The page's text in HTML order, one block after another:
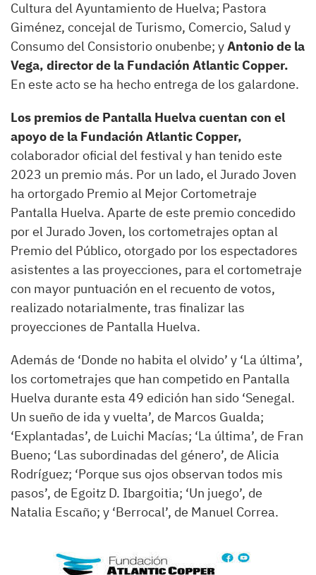
Cultura del Ayuntamiento de Huelva; Pastora
Giménez, concejal de Turismo, Comercio, Salud y
Consumo del Consistorio onubenbe; yAntonio de la
Vega, director de la Fundación Atlantic Copper.
En este acto se ha hecho entrega de los galardone.
Los premios de Pantalla Huelva cuentan con el
apoyo de la Fundación Atlantic Copper,
colaborador oficial del festival y han tenido este
2023 un premio más. Por un lado, el Jurado Joven
ha ortorgado Premio al Mejor Cortometraje
Pantalla Huelva. Aparte de este premio concedido
por el Jurado Joven, los cortometrajes optan al
Premio del Público, otorgado por los espectadores
asistentes a las proyecciones, para el cortometraje
con mayor puntuación en el recuento de votos,
realizado notarialmente, tras finalizar las
proyecciones de Pantalla Huelva.
Además de ‘Donde no habita el olvido’ y ‘La última’,
los cortometrajes que han competido en Pantalla
Huelva durante esta 49 edición han sido ‘Senegal.
Un sueño de ida y vuelta’, de Marcos Gualda;
‘Explantadas’, de Luichi Macías; ‘La última’, de Fran
Bueno; ‘Las subordinadas del género’, de Alicia
Rodríguez; ‘Porque sus ojos observan todos mis
pasos’, de Egoitz D. Ibargoitia; ‘Un juego’, de
Natalia Escaño; y ‘Berrocal’, de Manuel Correa.